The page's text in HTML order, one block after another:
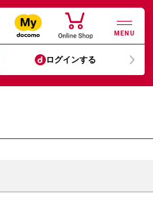
MENU
ログインする